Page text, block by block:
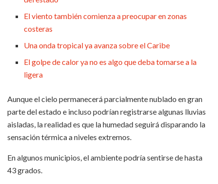
El viento también comienza a preocupar en zonas
costeras
Una onda tropical ya avanza sobre el Caribe
El golpe de calor ya no es algo que deba tomarse a la
ligera
Aunque el cielo permanecerá parcialmente nublado en gran
parte del estado e incluso podrían registrarse algunas lluvias
aisladas, la realidad es que la humedad seguirá disparando la
sensación térmica a niveles extremos.
En algunos municipios, el ambiente podría sentirse de hasta
43 grados.